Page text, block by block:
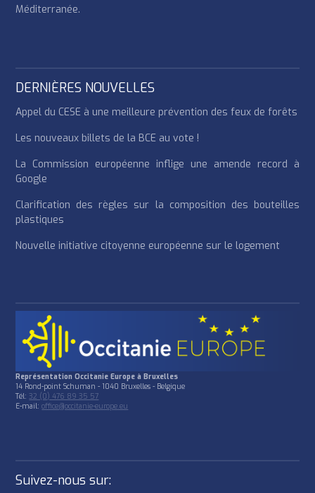
Méditerranée.
DERNIÈRES NOUVELLES
Appel du CESE à une meilleure prévention des feux de forêts
Les nouveaux billets de la BCE au vote !
La Commission européenne inflige une amende record à
Google
Clarification des règles sur la composition des bouteilles
plastiques
Nouvelle initiative citoyenne européenne sur le logement
Représentation Occitanie Europe à Bruxelles
14 Rond-point Schuman - 1040 Bruxelles - Belgique
Tél:32 (0) 476 89 35 57
E-mail:office@occitanie-europe.eu
Suivez-nous sur: